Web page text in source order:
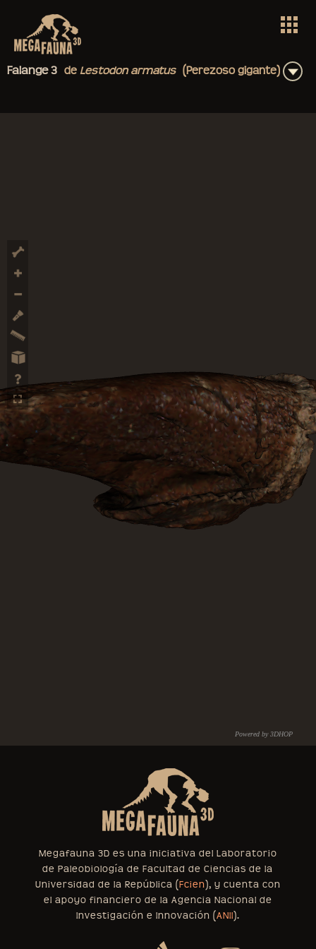
Falange 3 de Lestodonarmatus (Perezoso gigante) +
Powered by 3DHOP
Megafauna 3D es una iniciativa del Laboratorio
de Paleobiología de Facultad de Ciencias de la
Universidad de la República (Fcien), y cuenta con
el apoyo financiero de la Agencia Nacional de
Investigación e Innovación (ANII).